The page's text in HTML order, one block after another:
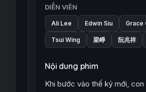
DIỄN VIÊN
Ali Lee Edwin Siu Grace
Tsui Wing 梁崢 阮兆祥
Nội dung phim
Khi bước vào thế kỷ mới,